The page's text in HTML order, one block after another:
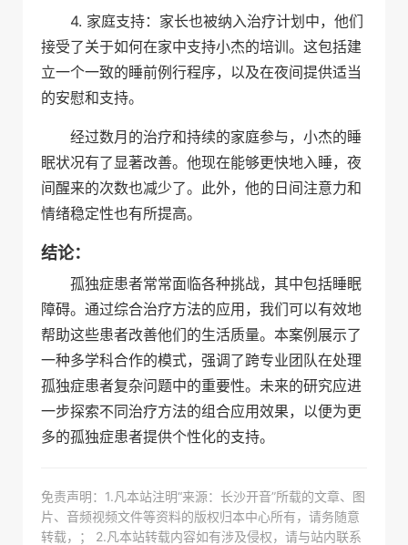
4. 家庭支持：家长也被纳入治疗计划中，他们
接受了关于如何在家中支持小杰的培训。这包括建
立一个一致的睡前例行程序，以及在夜间提供适当
的安慰和支持。
经过数月的治疗和持续的家庭参与，小杰的睡
眠状况有了显著改善。他现在能够更快地入睡，夜
间醒来的次数也减少了。此外，他的日间注意力和
情绪稳定性也有所提高。
结论：
孤独症患者常常面临各种挑战，其中包括睡眠
障碍。通过综合治疗方法的应用，我们可以有效地
帮助这些患者改善他们的生活质量。本案例展示了
一种多学科合作的模式，强调了跨专业团队在处理
孤独症患者复杂问题中的重要性。未来的研究应进
一步探索不同治疗方法的组合应用效果，以便为更
多的孤独症患者提供个性化的支持。
免责声明：1.凡本站注明“来源：长沙开音”所载的文章、图
片、音频视频文件等资料的版权归本中心所有，请务随意
转载，； 2.凡本站转载内容如有涉及侵权，请与站内联系